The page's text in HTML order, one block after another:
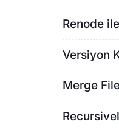
Renode
Versiyon
Merge